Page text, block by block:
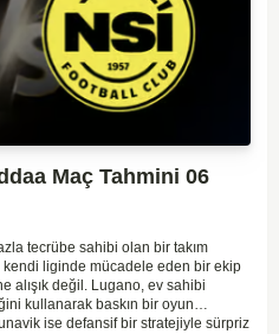
Maç Tahmini 06
tecrübe sahibi olan bir takım
kendi liginde mücadele eden bir ekip
alışık değil. Lugano, ev sahibi
kullanarak baskın bir oyun
ise defansif bir stratejiyle sürpriz